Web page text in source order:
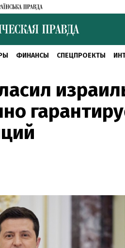
ФИНАНСЫ СПЕЦПРОЕКТЫ